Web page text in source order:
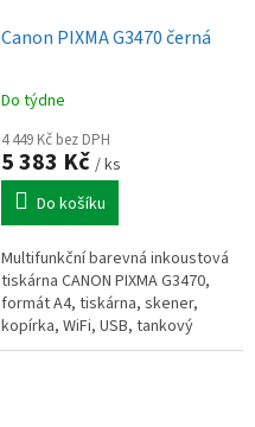
Canon PIXMA G3470 černá
Do týdne
4 449 Kč bez DPH
5 383 Kč / ks
Do košíku
Multifunkční barevná inkoustová
tiskárna CANON PIXMA G3470,
formát A4, tiskárna, skener,
kopírka, WiFi, USB, tankový
systém